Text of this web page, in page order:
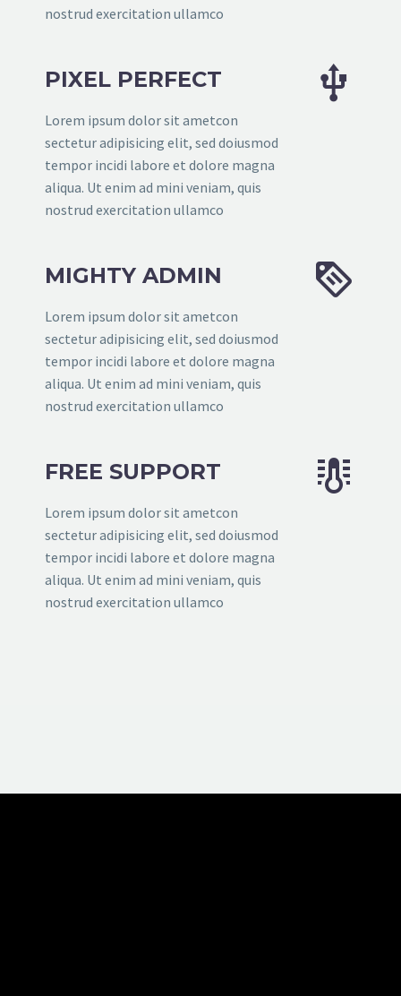
nostrud exercitation ullamco
PIXEL PERFECT
Lorem ipsum dolor sit ametcon
sectetur adipisicing elit, sed doiusmod
tempor incidi labore et dolore magna
aliqua. Ut enim ad mini veniam, quis
nostrud exercitation ullamco


MIGHTY ADMIN
Lorem ipsum dolor sit ametcon
sectetur adipisicing elit, sed doiusmod
tempor incidi labore et dolore magna
aliqua. Ut enim ad mini veniam, quis
nostrud exercitation ullamco


FREE SUPPORT
Lorem ipsum dolor sit ametcon
sectetur adipisicing elit, sed doiusmod
tempor incidi labore et dolore magna
aliqua. Ut enim ad mini veniam, quis
nostrud exercitation ullamco

